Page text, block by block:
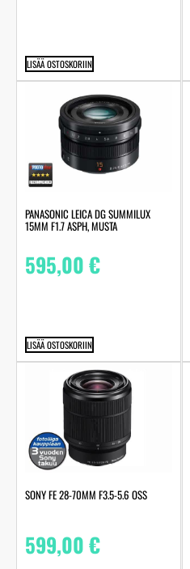
LISÄÄ OSTOSKORIIN
PANASONIC LEICA DG SUMMILUX
15MM F1.7 ASPH, MUSTA
595,00€
LISÄÄ OSTOSKORIIN
SONY FE 28-70MM F3.5-5.6 OSS
599,00€